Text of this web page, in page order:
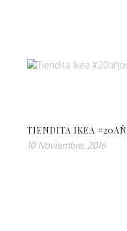
TIENDITA IKEA
10 Noviembre, 2016